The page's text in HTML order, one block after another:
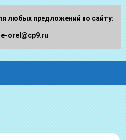
любых предложений по сайту:
orel@cp9.ru